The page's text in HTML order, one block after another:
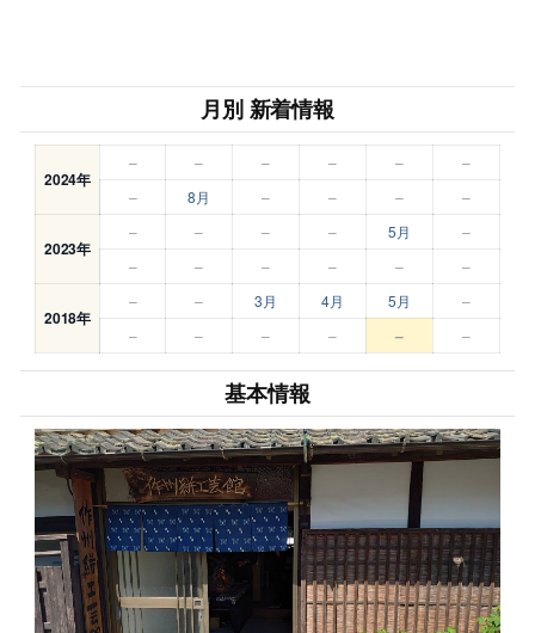
月別 新着情報
2024年
– – – – –
–
–
8月 – – – –
2023年
– – – – 5月
–
–
– – – – –
2018年
– – 3月 4月 5月
–
–
– – – – –
基本情報